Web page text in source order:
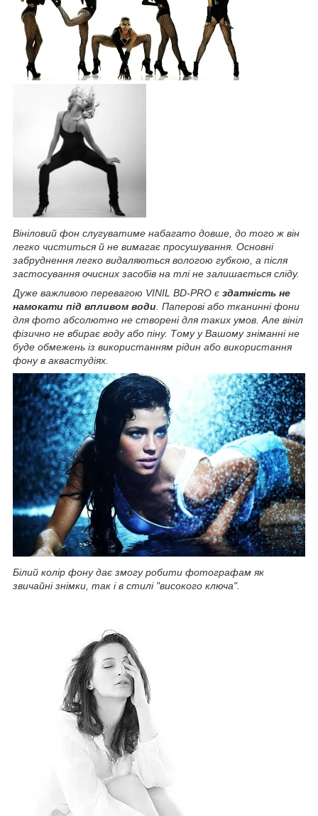
Вініловий фон слугуватиме набагато довше, до того ж він
легко чиститься й не вимагає просушування. Основні
забруднення легко видаляються вологою губкою, а після
застосування очисних засобів на тлі не залишається сліду.
Дуже важливою перевагою VINIL BD-PRO є здатність не
намокати під впливом води. Паперові або тканинні фони
для фото абсолютно не створені для таких умов. Але вініл
фізично не вбирає воду або піну. Тому у Вашому зніманні не
буде обмежень із використанням рідин або використання
фону в аквастудіях.
Білий колір фону дає змогу робити фотографам як
звичайні знімки, так і в стилі "високого ключа".